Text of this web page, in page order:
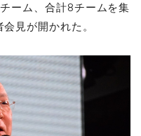
ーム、合計8チームを集
見が開かれた。